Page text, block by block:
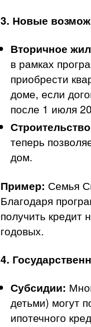
3. Новые
Вторичное
в рамках
приобрести
доме, если
после 1 июля
теперь
дом.
Пример: Семья
Благодаря
получить кредит
годовых.
4.
Субсидии:
детьми) могут
ипотечного